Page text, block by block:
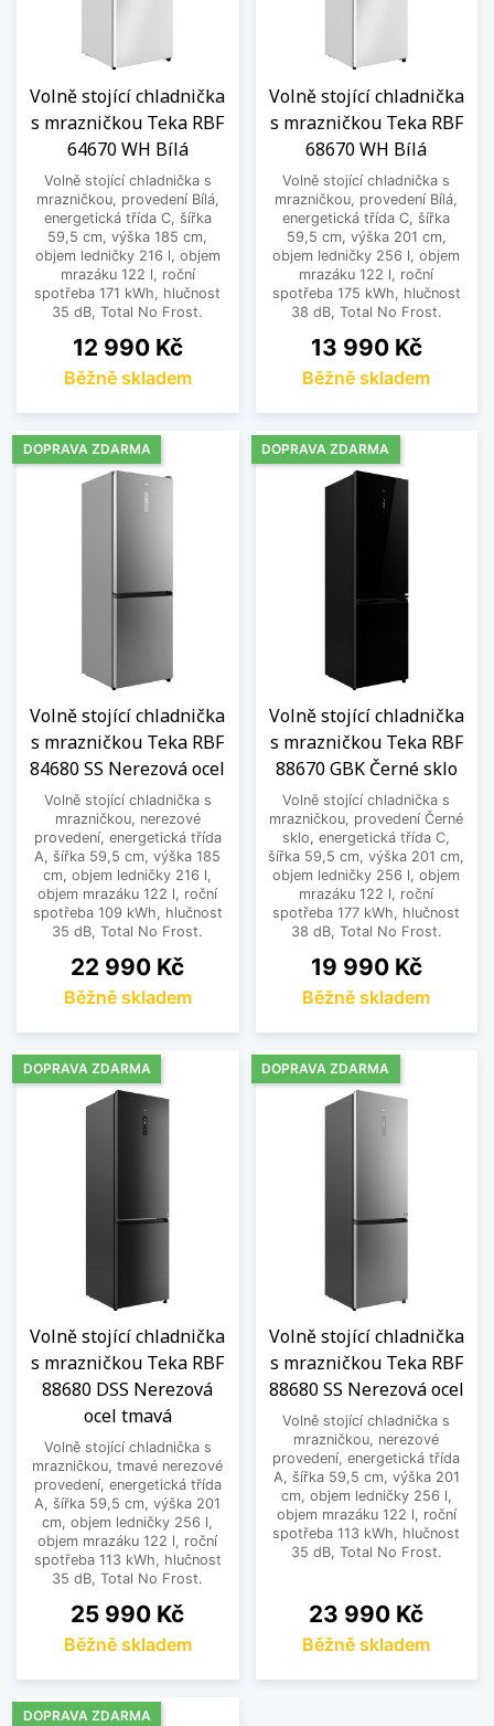
Volně stojící chladnička
s mrazničkou Teka RBF
64670 WH Bílá
Volně stojící chladnička s
mrazničkou, provedení Bílá,
energetická třída C, šířka
59,5 cm, výška 185 cm,
objem ledničky 216 l, objem
mrazáku 122 l, roční
spotřeba 171 kWh, hlučnost
35 dB, Total No Frost.
Cena
12 990 Kč
Běžně skladem
Volně stojící chladnička
s mrazničkou Teka RBF
68670 WH Bílá
Volně stojící chladnička s
mrazničkou, provedení Bílá,
energetická třída C, šířka
59,5 cm, výška 201 cm,
objem ledničky 256 l, objem
mrazáku 122 l, roční
spotřeba 175 kWh, hlučnost
38 dB, Total No Frost.
Cena
13 990 Kč
Běžně skladem
Volně stojící chladnička
s mrazničkou Teka RBF
84680 SS Nerezová ocel
Volně stojící chladnička s
mrazničkou, nerezové
provedení, energetická třída
A, šířka 59,5 cm, výška 185
cm, objem ledničky 216 l,
objem mrazáku 122 l, roční
spotřeba 109 kWh, hlučnost
35 dB, Total No Frost.
Cena
22 990 Kč
Běžně skladem
DOPRAVA ZDARMA
Volně stojící chladnička
s mrazničkou Teka RBF
88670 GBK Černé sklo
Volně stojící chladnička s
mrazničkou, provedení Černé
sklo, energetická třída C,
šířka 59,5 cm, výška 201 cm,
objem ledničky 256 l, objem
mrazáku 122 l, roční
spotřeba 177 kWh, hlučnost
38 dB, Total No Frost.
Cena
19 990 Kč
Běžně skladem
DOPRAVA ZDARMA
Volně stojící chladnička
s mrazničkou Teka RBF
88680 DSS Nerezová
ocel tmavá
Volně stojící chladnička s
mrazničkou, tmavé nerezové
provedení, energetická třída
A, šířka 59,5 cm, výška 201
cm, objem ledničky 256 l,
objem mrazáku 122 l, roční
spotřeba 113 kWh, hlučnost
35 dB, Total No Frost.
Cena
25 990 Kč
Běžně skladem
DOPRAVA ZDARMA
Volně stojící chladnička
s mrazničkou Teka RBF
88680 SS Nerezová ocel
Volně stojící chladnička s
mrazničkou, nerezové
provedení, energetická třída
A, šířka 59,5 cm, výška 201
cm, objem ledničky 256 l,
objem mrazáku 122 l, roční
spotřeba 113 kWh, hlučnost
35 dB, Total No Frost.
Cena
23 990 Kč
Běžně skladem
DOPRAVA ZDARMA
DOPRAVA ZDARMA